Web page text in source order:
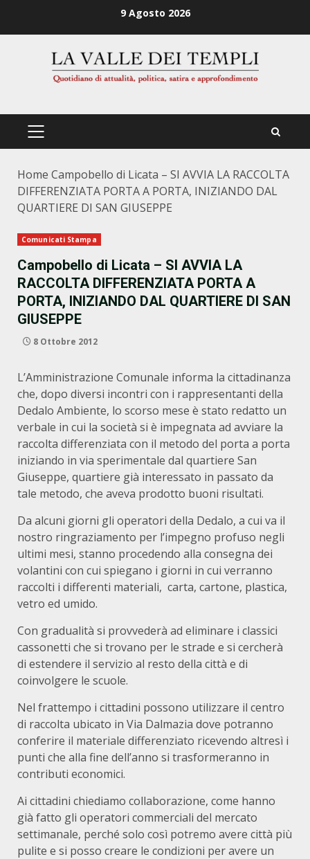
9 Agosto 2026
PRIMÄRES
Home Campobello di Licata – SI AVVIA LA RACCOLTA
DIFFERENZIATA PORTA A PORTA, INIZIANDO DAL
QUARTIERE DI SAN GIUSEPPE
Comunicati Stampa
Campobello di Licata – SI AVVIA LA
RACCOLTA DIFFERENZIATA PORTA A
PORTA, INIZIANDO DAL QUARTIERE DI SAN
GIUSEPPE
8 Ottobre 2012
L’Amministrazione Comunale informa la cittadinanza
che, dopo diversi incontri con i rappresentanti della
Dedalo Ambiente, lo scorso mese è stato redatto un
verbale in cui la società si è impegnata ad avviare la
raccolta differenziata con il metodo del porta a porta
iniziando in via sperimentale dal quartiere San
Giuseppe, quartiere già interessato in passato da
tale metodo, che aveva prodotto buoni risultati.
Da alcuni giorni gli operatori della Dedalo, a cui va il
nostro ringraziamento per l’impegno profuso negli
ultimi mesi, stanno procedendo alla consegna dei
volantini con cui spiegano i giorni in cui verranno
raccolti i differenti materiali, carta, cartone, plastica,
vetro ed umido.
Con gradualità si provvederà ad eliminare i classici
cassonetti che si trovano per le strade e si cercherà
di estendere il servizio al resto della città e di
coinvolgere le scuole.
Nel frattempo i cittadini possono utilizzare il centro
di raccolta ubicato in Via Dalmazia dove potranno
conferire il materiale differenziato ricevendo altresì i
punti che alla fine dell’anno si trasformeranno in
contributi economici.
Ai cittadini chiediamo collaborazione, come hanno
già fatto gli operatori commerciali del mercato
settimanale, perché solo così potremo avere città più
pulite e si posso creare le condizioni per avere un